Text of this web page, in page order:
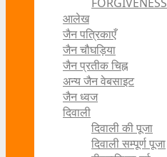
आलेख
जैन पत्रिकाएँ
जैन चौघड़िया
जैन प्रतीक चिह्न
अन्य जैन वेबसाइट
जैन ध्वज
दिवाली
दिवाली की पूजा
दिवाली सम्पूर्ण पूजा